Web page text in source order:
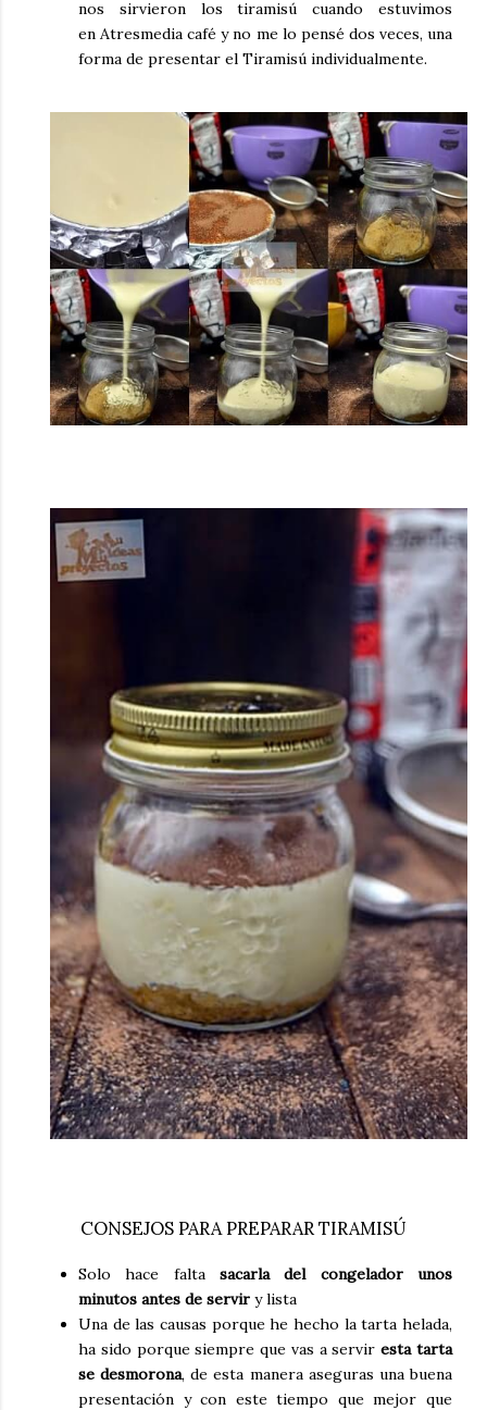
nos sirvieron los tiramisú cuando estuvimos
enAtresmedia café y no me lo pensé dos veces, una
forma de presentar el Tiramisú individualmente.
CONSEJOS PARA PREPARAR TIRAMISÚ
Solo hace falta sacarla del congelador unos
minutos antes de servir y lista
Una de las causas porque he hecho la tarta helada,
ha sido porque siempre que vas a serviresta tarta
se desmorona, de esta manera aseguras una buena
presentación y con este tiempo que mejor que